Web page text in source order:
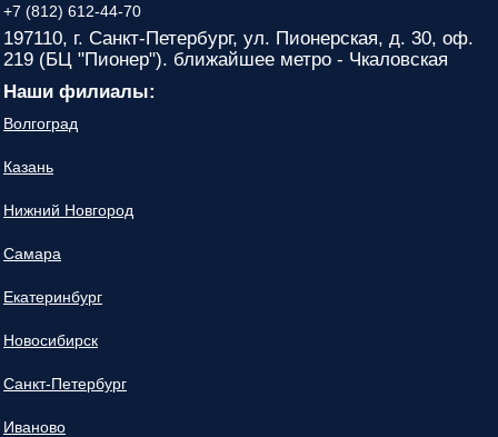
+7 (812) 612-44-70
197110, г. Санкт-Петербург, ул. Пионерская, д. 30, оф.
219 (БЦ "Пионер"). ближайшее метро - Чкаловская
Наши филиалы:
Волгоград
Казань
Нижний Новгород
Самара
Екатеринбург
Новосибирск
Санкт-Петербург
Иваново